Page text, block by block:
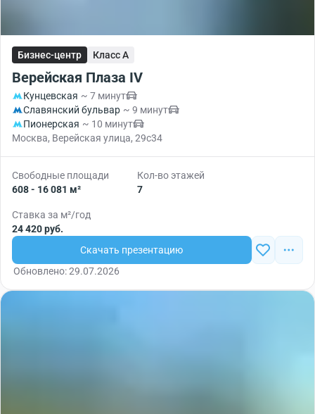
Бизнес-центр Класс A
Верейская Плаза IV
Кунцевская ~ 7 минут
Славянский бульвар ~ 9 минут
Пионерская ~ 10 минут
Москва, Верейская улица, 29с34
Свободные площади
608 - 16 081 м²
Кол-во этажей
7
Ставка за м²/год
24 420 руб.
Скачать презентацию
Обновлено: 29.07.2026